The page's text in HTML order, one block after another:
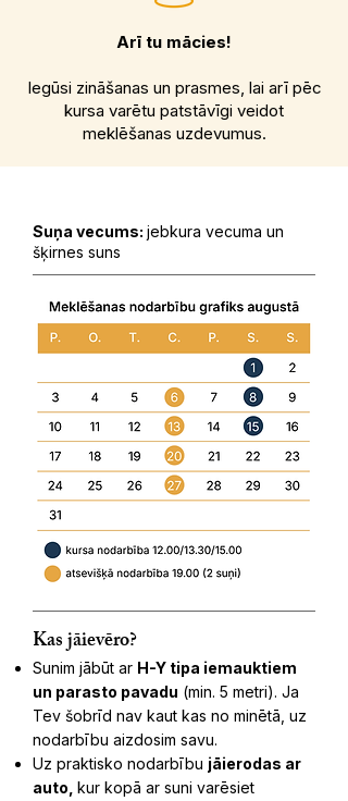
Arī tu mācies!
Iegūsi zināšanas un prasmes, lai arī pēc
kursa varētu patstāvīgi veidot
meklēšanas uzdevumus.
Suņa vecums: jebkura vecuma un
šķirnes suns
Kas jāievēro?
Sunim jābūt ar H-Y tipa iemauktiem
un parasto pavadu (min. 5 metri). Ja
Tev šobrīd nav kaut kas no minētā, uz
nodarbību aizdosim savu.
Uz praktisko nodarbību jāierodas ar
auto, kur kopā ar suni varēsiet